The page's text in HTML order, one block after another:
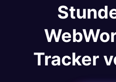
Tracker